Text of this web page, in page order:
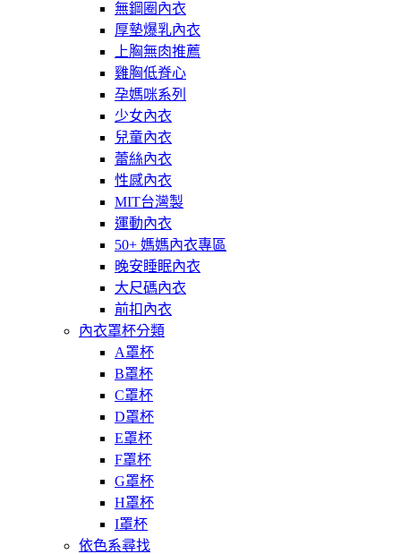
無鋼圈內衣
厚墊爆乳內衣
上胸無肉推薦
雞胸低脊心
孕媽咪系列
少女內衣
兒童內衣
蕾絲內衣
性感內衣
MIT台灣製
運動內衣
50+ 媽媽內衣專區
晚安睡眠內衣
大尺碼內衣
前扣內衣
內衣罩杯分類
A罩杯
B罩杯
C罩杯
D罩杯
E罩杯
F罩杯
G罩杯
H罩杯
I罩杯
依色系尋找